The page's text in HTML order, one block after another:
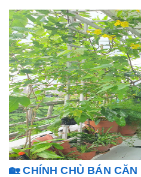
🏡 CHÍNH CHỦ BÁN